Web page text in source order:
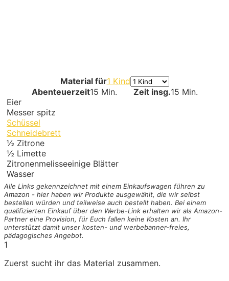
Material für1 Kind
Abenteuerzeit15 Min. Zeit insg.15 Min.
Eier
Messer spitz
Schüssel
Schneidebrett
½ Zitrone
½ Limette
Zitronenmelisseeinige Blätter
Wasser
Alle Links gekennzeichnet mit einem Einkaufswagen führen zu
Amazon - hier haben wir Produkte ausgewählt, die wir selbst
bestellen würden und teilweise auch bestellt haben. Bei einem
qualifizierten Einkauf über den Werbe-Link erhalten wir als Amazon-
Partner eine Provision, für Euch fallen keine Kosten an. Ihr
unterstützt damit unser kosten- und werbebanner-freies,
pädagogisches Angebot.
1
Zuerst sucht ihr das Material zusammen.